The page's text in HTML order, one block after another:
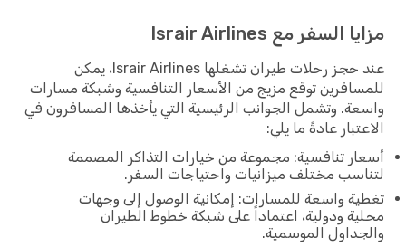
مزايا السفر مع Israir Airlines
عند حجز رحلات طيران تشغلها Israir Airlines، يمكن
للمسافرين توقع مزيج من الأسعار التنافسية وشبكة مسارات
واسعة. وتشمل الجوانب الرئيسية التي يأخذها المسافرون في
الاعتبار عادةً ما يلي:
أسعار تنافسية: مجموعة من خيارات التذاكر المصممة
لتناسب مختلف ميزانيات واحتياجات السفر.
تغطية واسعة للمسارات: إمكانية الوصول إلى وجهات
محلية ودولية، اعتماداً على شبكة خطوط الطيران
والجداول الموسمية.